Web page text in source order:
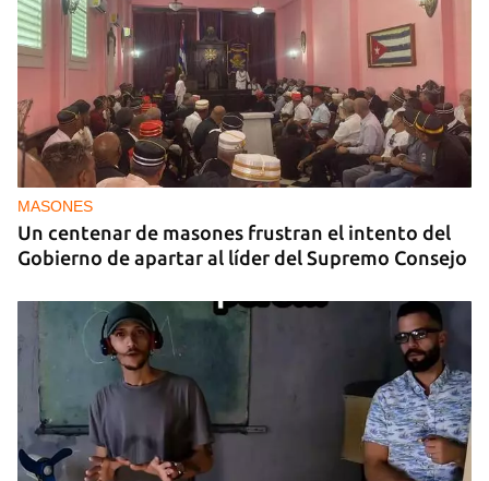
MASONES
Un centenar de masones frustran el intento del
Gobierno de apartar al líder del Supremo Consejo